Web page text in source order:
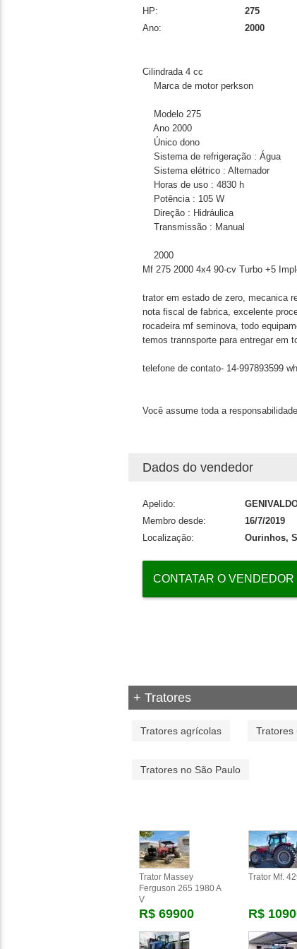
HP:
275
Ano:
2000
Cilindrada 4 cc
Marca de motor perkson
Modelo 275
Ano 2000
Único dono
Sistema de refrigeração : Água
Sistema elétrico : Alternador
Horas de uso : 4830 h
Potência : 105 W
Direção : Hidráulica
Transmissão : Manual
2000
Mf 275 2000 4x4 90-cv Turbo +5
trator em estado de zero, mecanica
nota fiscal de fabrica, excelente
rocadeira mf seminova, todo
temos trannsporte para entregar em
telefone de contato- 14-997893599
Você assume toda a
Dados do vendedor
Apelido:
Membro desde:
16/7/2019
Localização:
Ourinhos,
CONTATAR O VENDEDOR
+ Tratores
Tratores agrícolas Tratores
Tratores no São Paulo
Trator Massey
Ferguson 265 1980 A
V
R$ 69900
Trator Mf.
R$